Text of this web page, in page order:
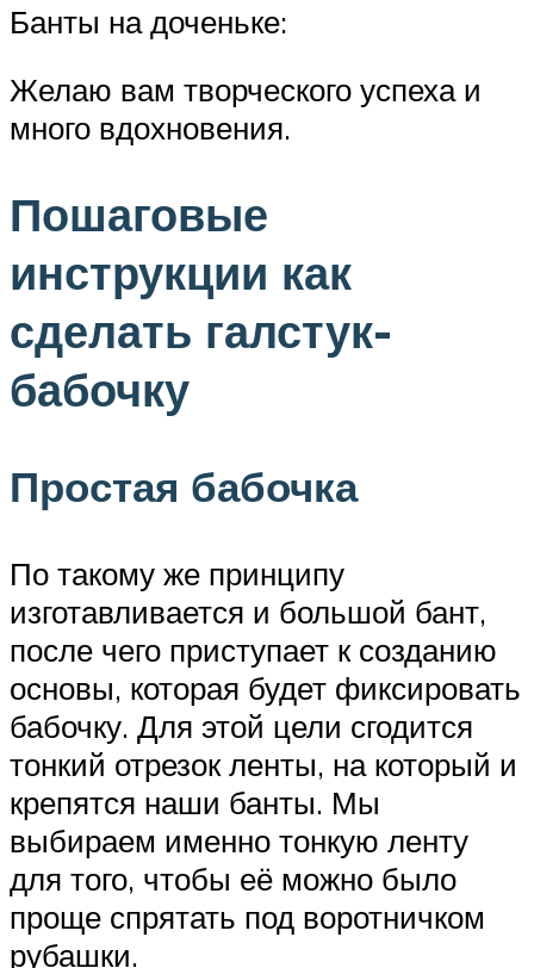
Банты на доченьке:
Желаю вам творческого успеха и
много вдохновения.
Пошаговые
инструкции как
сделать галстук-
бабочку
Простая бабочка
По такому же принципу
изготавливается и большой бант,
после чего приступает к созданию
основы, которая будет фиксировать
бабочку. Для этой цели сгодится
тонкий отрезок ленты, на который и
крепятся наши банты. Мы
выбираем именно тонкую ленту
для того, чтобы её можно было
проще спрятать под воротничком
рубашки.